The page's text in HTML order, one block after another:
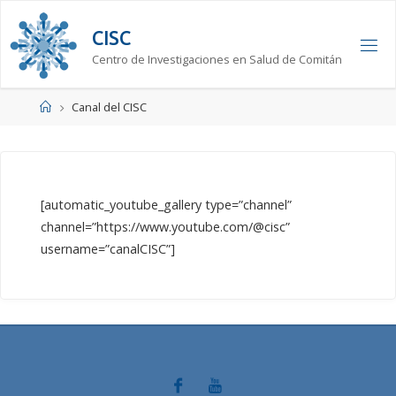
contenido
CISC
Centro de Investigaciones en Salud de Comitán
PáginaCanal del CISC
[automatic_youtube_gallery type=”channel”
channel=”https://www.youtube.com/@cisc”
username=”canalCISC”]